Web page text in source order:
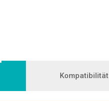
Kompatibilität